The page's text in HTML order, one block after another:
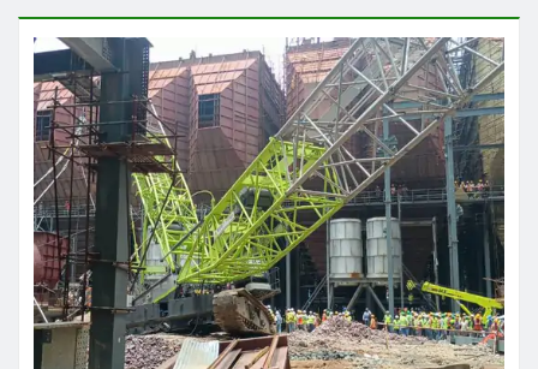
छत्तीसगढ़ ब्रेकिंग न्यूज़ राज्य